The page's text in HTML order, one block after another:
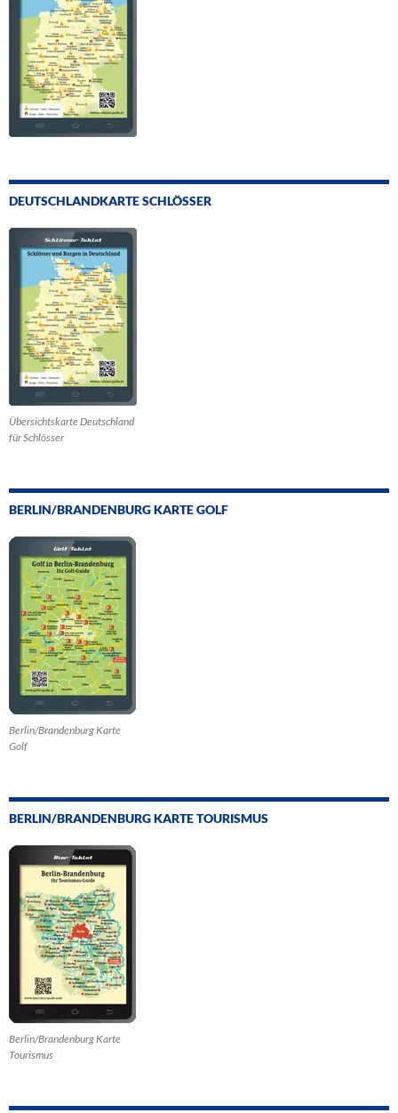
DEUTSCHLANDKARTE SCHLÖSSER
Übersichtskarte Deutschland
für Schlösser
BERLIN/BRANDENBURG KARTE GOLF
Berlin/Brandenburg Karte
Golf
BERLIN/BRANDENBURG KARTE TOURISMUS
Berlin/Brandenburg Karte
Tourismus